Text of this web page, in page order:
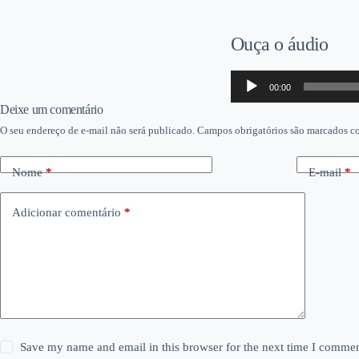
Ouça o áudio
Tocador
áudio
00:00
Deixe um comentário
O seu endereço de e-mail não será publicado. Campos obrigatórios são marcados
Nome* E-mail*
Adicionar comentário *
Save my name and email in this browser for the next time I